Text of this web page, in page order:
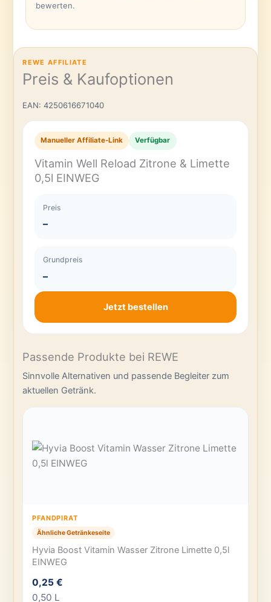
bewerten.
REWE AFFILIATE
Preis & Kaufoptionen
EAN: 4250616671040
Manueller Affiliate-Link Verfügbar
Vitamin Well Reload Zitrone & Limette
0,5l EINWEG
Preis
–
Grundpreis
–
Jetzt bestellen
Passende Produkte bei REWE
Sinnvolle Alternativen und passende Begleiter zum
aktuellen Getränk.
PFANDPIRAT
Ähnliche Getränkeseite
Hyvia Boost Vitamin Wasser Zitrone Limette 0,5l
EINWEG
0,25 €
0,50 L